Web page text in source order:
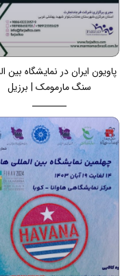
پاویون ایران در نمایشگاه بین
سنگ مارمومک | برزیل